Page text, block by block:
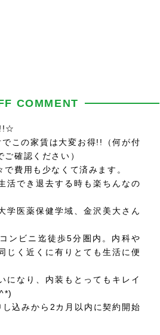
COMMENT
!!☆
この家賃は大変お得!!（何が付
確認ください）
費用も少なくて済みます。
活でき退去する時も楽ちんなの
学医薬保健学域、金沢美大さん
ンビニ迄徒歩5分圏内。内科や
じく近くに有りとても生活に便
になり、内装もとってもキレイ
込みから2カ月以内に契約開始